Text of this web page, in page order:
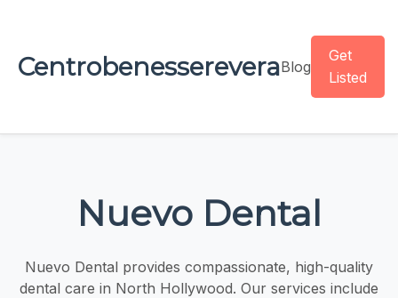
CentrobenessereveraBlog
Get
Listed
Nuevo Dental
Nuevo Dental provides compassionate, high-quality
dental care in North Hollywood. Our services include